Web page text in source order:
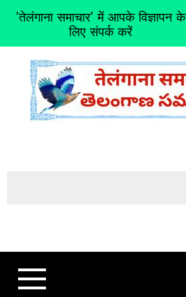
t
'तेलंगाना समाचार' में आपके विज्ञापन के
लिए संपर्क करें